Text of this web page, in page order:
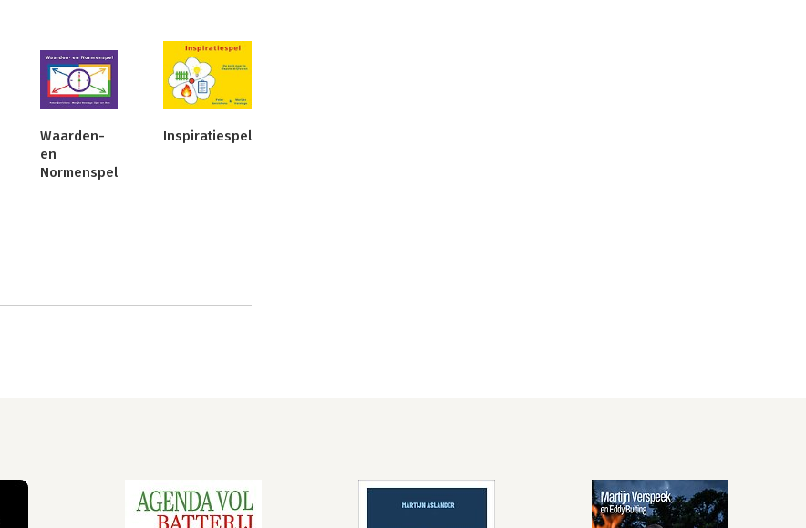
Waarden-
en
Normenspel
Inspiratiespel